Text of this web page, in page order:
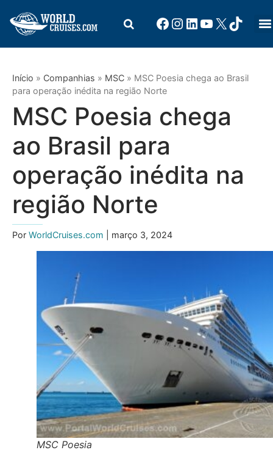
Início » Companhias » MSC » MSC Poesia chega ao Brasil
para operação inédita na região Norte
MSC Poesia chega
ao Brasil para
operação inédita na
região Norte
Por WorldCruises.com | março 3, 2024
MSC Poesia